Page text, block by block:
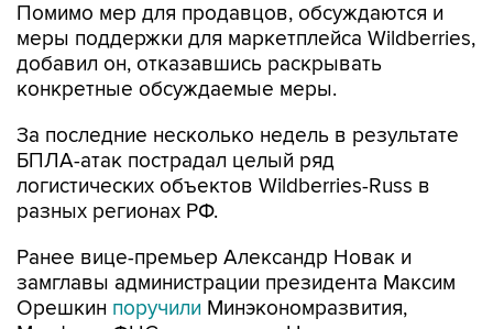
Помимо мер для продавцов, обсуждаются и
меры поддержки для маркетплейса Wildberries,
добавил он, отказавшись раскрывать
конкретные обсуждаемые меры.
За последние несколько недель в результате
БПЛА-атак пострадал целый ряд
логистических объектов Wildberries-Russ в
разных регионах РФ.
Ранее вице-премьер Александр Новак и
замглавы администрации президента Максим
Орешкин поручили Минэкономразвития,